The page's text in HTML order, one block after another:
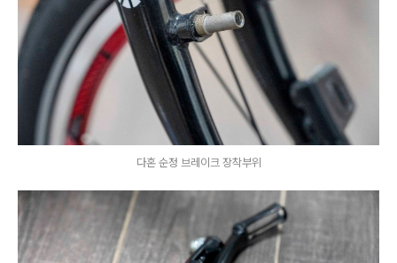
다혼 순정 브레이크 장착부위